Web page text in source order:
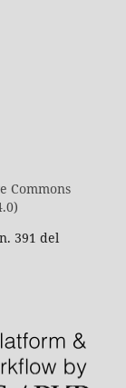
Commons
391 del